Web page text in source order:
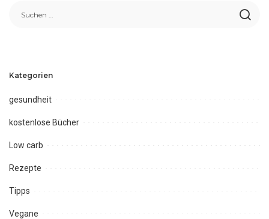
Kategorien
gesundheit
kostenlose Bücher
Low carb
Rezepte
Tipps
Vegane